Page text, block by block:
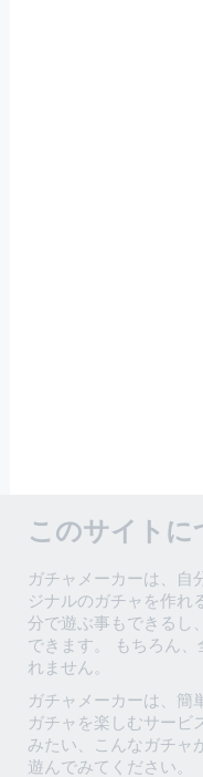
このサイトに
ガチャメーカーは、自
ジナルのガチャを作れ
分で遊ぶ事もできるし
できます。 もちろん
れません。
ガチャメーカーは、簡
ガチャを楽しむサービ
みたい、こんなガチャ
遊んでみてください。